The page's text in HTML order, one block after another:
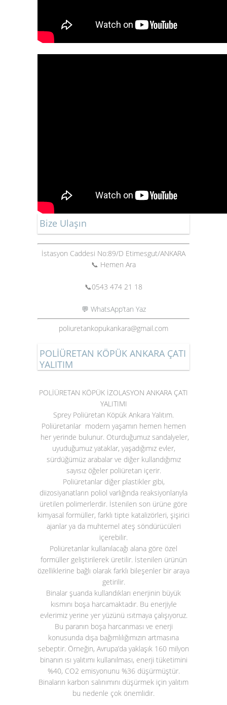
Bize Ulaşın
İstasyon Caddesi No:89/D Etimesgut/ANKARA
📞 Hemen Ara
📞0543 474 21 18
💬 WhatsApp’tan Yaz
poliuretankopukankara@gmail.com
POLİÜRETAN KÖPÜK ANKARA ÇATI
YALITIM
POLİÜRETAN KÖPÜK İZOLASYON ANKARA ÇATI
YALITIMI
Sprey Poliüretan Köpük Ankara Yalıtım.
Poliüretanlar modern yaşamın hemen hemen
her yerinde bulunur. Oturduğumuz sandalyeler,
uyuduğumuz yataklar, yaşadığımız evler,
sürdüğümüz arabalar ve diğer kullandığımız
sayısız öğeler poliüretan içerir.
Poliüretanlar diğer plastikler gibi,
diizosiyanatların poliol varlığında reaksiyonlarıyla
üretilen polimerlerdir. İstenilen son ürüne göre
kimyasal formüller, farklı tipte katalizörleri, şişirici
ajanlar ya da muhtemel ateş söndürücüleri
içerebilir.
Poliüretanlar kullanılacağı alana göre özel
formüller geliştirilerek üretilir. İstenilen ürünün
özelliklerine bağlı olarak farklı bileşenler bir araya
getirilir.
Binalar şuanda kullandıkları enerjinin büyük
kısmını boşa harcamaktadır. Bu enerjiyle
evlerimiz yerine yer yüzünü ısıtmaya çalışıyoruz.
Bu paranın boşa harcanması ve enerji
konusunda dışa bağımlılığımızın artmasına
sebeptir. Örneğin, Avrupa’da yaklaşık 160 milyon
binanın ısı yalıtımı kullanılması, enerji tüketimini
%40, CO2 emisyonunu %36 düşürmüştür.
Binaların karbon salınımını düşürmek için yalıtım
bu nedenle çok önemlidir.